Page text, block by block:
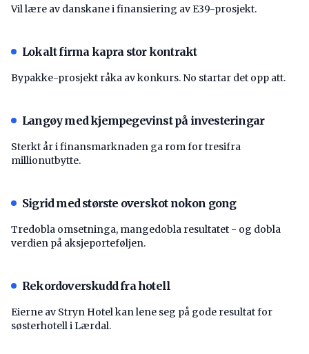
Vil lære av danskane i finansiering av E39-prosjekt.
Lokalt firma kapra stor kontrakt
Bypakke-prosjekt råka av konkurs. No startar det opp att.
Langøy med kjempegevinst på investeringar
Sterkt år i finansmarknaden ga rom for tresifra
millionutbytte.
Sigrid med største overskot nokon gong
Tredobla omsetninga, mangedobla resultatet - og dobla
verdien på aksjeporteføljen.
Rekordoverskudd fra hotell
Eierne av Stryn Hotel kan lene seg på gode resultat for
søsterhotell i Lærdal.